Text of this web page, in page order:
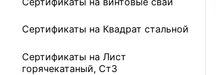
Сертификаты на Квадрат стальной
Сертификаты на Лист
горячекатаный, Ст3